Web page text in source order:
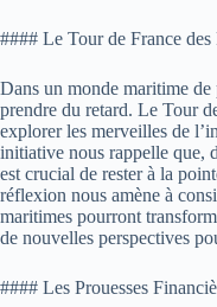
#### Le Tour de France des
Dans un monde maritime de
prendre du retard. Le Tour
explorer les merveilles de
initiative nous rappelle que,
est crucial de rester à la
réflexion nous amène à
maritimes pourront
de nouvelles perspectives
#### Les Prouesses